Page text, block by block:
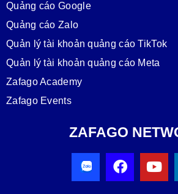
Quảng cáo Google
Quảng cáo Zalo
Quản lý tài khoản quảng cáo TikTok
Quản lý tài khoản quảng cáo Meta
Zafago Academy
Zafago Events
ZAFAGO